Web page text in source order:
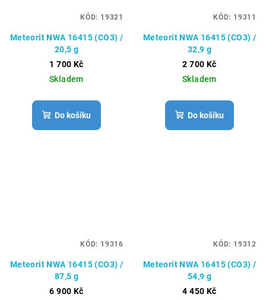
Meteorit NWA 16415 (CO3) /
20,5 g
1 700 Kč
Skladem
Do košíku
KÓD: 19321
Meteorit NWA 16415 (CO3) /
32,9 g
2 700 Kč
Skladem
Do košíku
KÓD: 19311
Meteorit NWA 16415 (CO3) /
87,5 g
6 900 Kč
KÓD: 19316
Meteorit NWA 16415 (CO3) /
54,9 g
4 450 Kč
KÓD: 19312